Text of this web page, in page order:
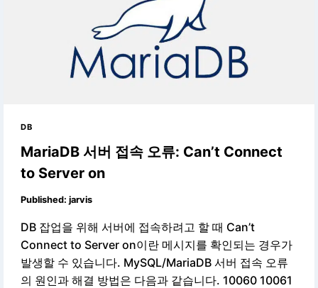
DB
MariaDB 서버 접속 오류: Can’t Connect
to Server on
Published: jarvis
DB 잡업을 위해 서버에 접속하려고 할 때 Can’t
Connect to Server on이란 메시지를 확인되는 경우가
발생할 수 있습니다. MySQL/MariaDB 서버 접속 오류
의 원인과 해결 방법은 다음과 같습니다. 10060 10061